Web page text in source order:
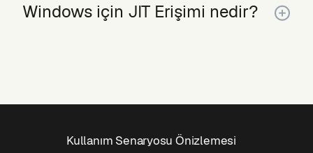
Windows için JIT Erişimi nedir?
Kullanım Senaryosu Önizlemesi